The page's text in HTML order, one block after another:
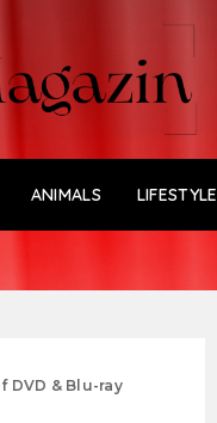
ANIMALS LIFESTYLE
DVD & Blu-ray